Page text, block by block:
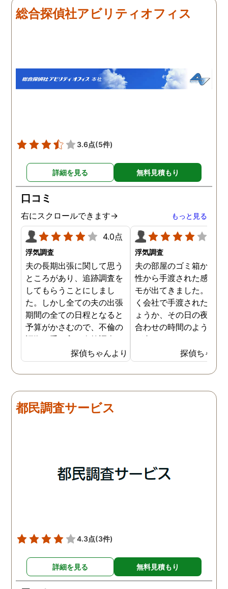
になりました。さすが調査
のプロフェッショナルだと
みの日に妻は外出するこ
が多く、探偵にもその旨
入り、妻が男とラブホテ
に入って行った瞬間を押
えたとのことでした。あ
総合探偵社アビリティオフィス
3.6点(5件)
詳細を見る 無料見積もり
口コミ
右にスクロールできます→ もっと見る
4.0点
浮気調査
夫の長期出張に関して思う
ところがあり、追跡調査を
してもらうことにしまし
た。しかし全ての夫の出張
期間の全ての日程となると
予算がかさむので、不倫の
証拠が手に入り次第調査を
打ち切ってもらう契約にし
ました。調査初日、その日
は夫は本当に仕事をしてい
目、夫は仕事を休みにして
おり、出張先で女性と1日
拠を手に入れることができ
探偵ちゃんより
浮気調査
夫の部屋のゴミ箱から、
性から手渡された感じの
モが出てきました。おそ
く会社で手渡されたので
ょうか、その日の夜の待
合わせの時間のようなも
が書かれていました。こ
時になんとなく嫌な予感
したので、夫の身辺調査
会社での過ごし方を探偵
探偵に夫の会社の場所を
れました。調査の結果、
す。探偵の説明は全て調
報告書にも書かれており
写真を確認することもで
探偵ちゃん
都民調査サービス
4.3点(3件)
詳細を見る 無料見積もり